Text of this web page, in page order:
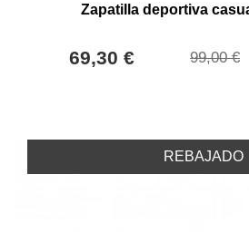
Zapatilla deportiva
69,30 € 99,00 €
REBAJADO